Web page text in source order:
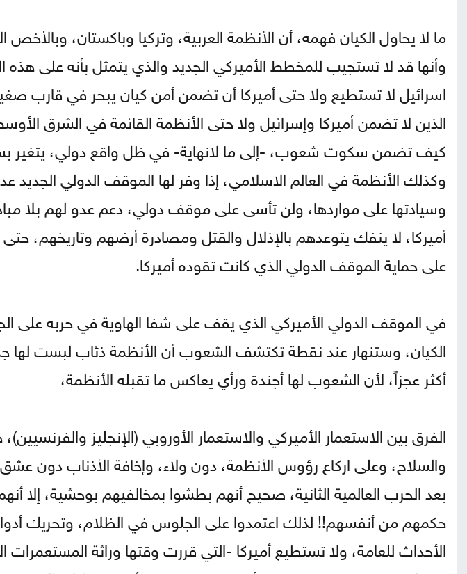
ما لا يحاول الكيان فهمه، أن الأنظمة العربية، وتركيا وباكستان، وبالأخص
وأنها قد لا تستجيب للمخطط الأميركي الجديد والذي يتمثل بأنه على
اسرائيل لا تستطيع ولا حتى أميركا أن تضمن أمن كيان يبحر في قارب
الذين لا تضمن أميركا وإسرائيل ولا حتى الأنظمة القائمة في الشرق
كيف تضمن سكوت شعوب، -إلى ما لانهاية- في ظل واقع دولي، يتغير
وكذلك الأنظمة في العالم الاسلامي، إذا وفر لها الموقف الدولي الجديد
وسيادتها على مواردها، ولن تأسى على موقف دولي، دعم عدو لهم بلا
أميركا، لا ينفك يتوعدهم بالإذلال والقتل ومصادرة أرضهم وتاريخهم،
على حماية الموقف الدولي الذي كانت تقوده أميركا.
في الموقف الدولي الأميركي الذي يقف على شفا الهاوية في حربه على
الكيان، وستنهار عند نقطة تكتشف الشعوب أن الأنظمة ذئاب لبست لها
أكثر عجزاً، لأن الشعوب لها أجندة ورأي يعاكس ما تقبله الأنظمة،
الفرق بين الاستعمار الأميركي والاستعمار الأوروبي (الإنجليز
والسلاح، وعلى اركاع رؤوس الأنظمة، دون ولاء، وإخافة الأذناب دون
بعد الحرب العالمية الثانية، صحيح أنهم بطشوا بمخالفيهم بوحشية، إلا
حكمهم من أنفسهم!! لذلك اعتمدوا على الجلوس في الظلام، وتحريك
الأحداث للعامة، ولا تستطيع أميركا -التي قررت وقتها وراثة